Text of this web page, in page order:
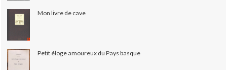
Mon livre de cave
Petit éloge amoureux du Pays basque